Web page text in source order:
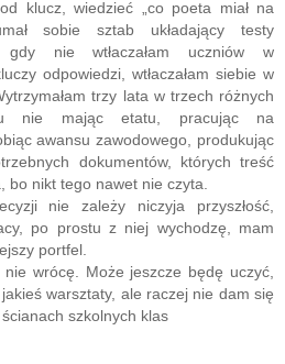
klucz, wiedzieć „co poeta miał na
sobie sztab układający testy
gdy nie wtłaczałam uczniów w
odpowiedzi, wtłaczałam siebie w
trzy lata w trzech różnych
nie mając etatu, pracując na
awansu zawodowego, produkując
dokumentów, których treść
bo nikt tego nawet nie czyta.
nie zależy niczyja przyszłość,
po prostu z niej wychodzę, mam
portfel.
nie wrócę. Może jeszcze będę uczyć,
warsztaty, ale raczej nie dam się
szkolnych klas